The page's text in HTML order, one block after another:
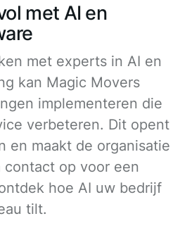
met AI en
met experts in AI en
kan Magic Movers
implementeren die
verbeteren. Dit opent
en maakt de organisatie
op voor een
hoe AI uw bedrijf
tilt.